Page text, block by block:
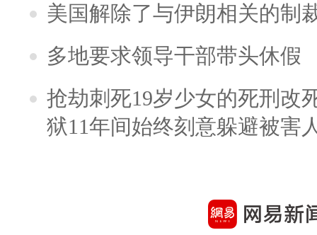
美国解除了与伊朗相关的制
多地要求领导干部带头休假
抢劫刺死19岁少女的死刑改
狱11年间始终刻意躲避被害